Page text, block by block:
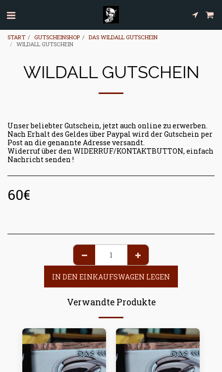
START GUTSCHEINSHOP
DAS WILDALL GUTSCHEIN
WILDALL GUTSCHEIN
WILDALL GUTSCHEIN
Unser beliebter Gutschein, jetzt auch online zu erwerben.
Nach Erhalt des Geldes über Paypal wird der Gutschein per
Post an die genannte Adresse versandt.
Widerruf über den WIDERRUF/KONTAKTBUTTON, einfach
Nachricht senden !
60€
IN DEN EINKAUFSWAGEN LEGEN
Verwandte Produkte